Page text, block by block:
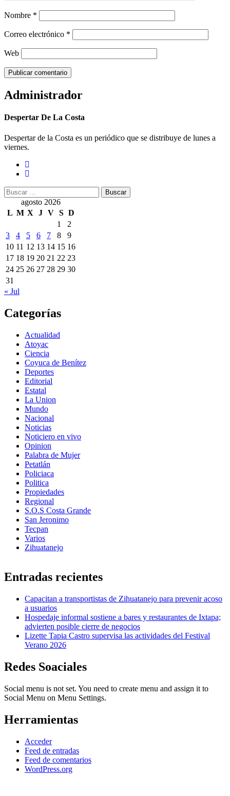
Nombre *
Correo electrónico *
Web
Administrador
Despertar De La Costa
Despertar de la Costa es un periódico que se distribuye de lunes a
viernes.
Buscar:
agosto 2026
L M X J V S D
1
2
3
4 5 6 7 8
9
10 11 12 13 14 15 16
17 18 19 20 21 22 23
24 25 26 27 28 29 30
31
« Jul
Categorías
Actualidad
Atoyac
Ciencia
Coyuca de Benítez
Deportes
Editorial
Estatal
La Union
Mundo
Nacional
Noticias
Noticiero en vivo
Opinion
Palabra de Mujer
Petatlán
Policiaca
Politica
Propiedades
Regional
S.O.S Costa Grande
San Jeronimo
Tecpan
Varios
Zihuatanejo
Entradas recientes
Capacitan a transportistas de Zihuatanejo para prevenir acoso
a usuarios
Hospedaje informal sostiene a bares y restaurantes de Ixtapa;
advierten posible cierre de negocios
Lizette Tapia Castro supervisa las actividades del Festival
Verano 2026
Redes Soaciales
Social menu is not set. You need to create menu and assign it to
Social Menu on Menu Settings.
Herramientas
Acceder
Feed de entradas
Feed de comentarios
WordPress.org